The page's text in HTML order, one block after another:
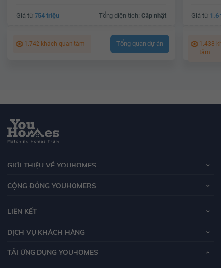
Giá từ 754 triệu Tổng diện tích: Cập nhật
1.742 khách quan tâm Tổng quan dự án
Giá từ 1.6
1.438
tâm
GIỚI THIỆU VỀ YOUHOMES
CỘNG ĐỒNG YOUHOMERS
LIÊN KẾT
DỊCH VỤ KHÁCH HÀNG
TẢI ỨNG DỤNG YOUHOMES